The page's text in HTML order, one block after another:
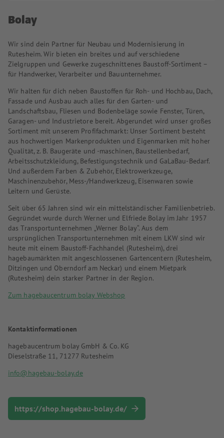
Bolay
Wir sind dein Partner für Neubau und Modernisierung in
Rutesheim. Wir bieten ein breites und auf verschiedene
Zielgruppen und Gewerke zugeschnittenes Baustoff-Sortiment –
für Handwerker, Verarbeiter und Bauunternehmer.
Wir halten für dich neben Baustoffen für Roh- und Hochbau, Dach,
Fassade und Ausbau auch alles für den Garten- und
Landschaftsbau, Fliesen und Bodenbeläge sowie Fenster, Türen,
Garagen- und Industrietore bereit. Abgerundet wird unser großes
Sortiment mit unserem Profifachmarkt: Unser Sortiment besteht
aus hochwertigen Markenprodukten und Eigenmarken mit hoher
Qualität, z. B. Baugeräte und -maschinen, Baustellenbedarf,
Arbeitsschutzkleidung, Befestigungstechnik und GaLaBau-Bedarf.
Und außerdem Farben & Zubehör, Elektrowerkzeuge,
Maschinenzubehör, Mess-/Handwerkzeug, Eisenwaren sowie
Leitern und Gerüste.
Seit über 65 Jahren sind wir ein mittelständischer Familienbetrieb.
Gegründet wurde durch Werner und Elfriede Bolay im Jahr 1957
das Transportunternehmen „Werner Bolay“. Aus dem
ursprünglichen Transportunternehmen mit einem LKW sind wir
heute mit einem Baustoff-Fachhandel (Rutesheim), drei
hagebaumärkten mit angeschlossenen Gartencentern (Rutesheim,
Ditzingen und Oberndorf am Neckar) und einem Mietpark
(Rutesheim) dein starker Partner in der Region.
Zum hagebaucentrum bolay Webshop
Kontaktinformationen
hagebaucentrum bolay GmbH & Co. KG
Dieselstraße 11, 71277 Rutesheim
info@hagebau-bolay.de
https://shop.hagebau-bolay.de/